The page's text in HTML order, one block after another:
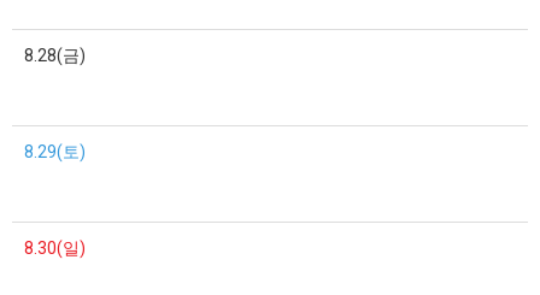
8.28(금)
8.29(토)
8.30(일)